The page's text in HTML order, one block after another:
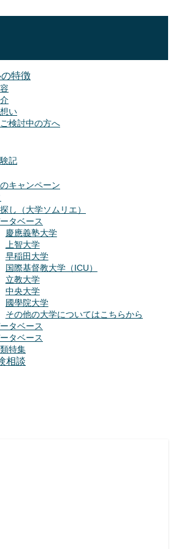
特徴
い
検討中の方へ
記
キャンペーン
し（大学ソムリエ）
タベース
慶應義塾大学
上智大学
早稲田大学
国際基督教大学（ICU）
立教大学
中央大学
國學院大学
その他の大学についてはこちらから
タベース
タベース
特集
相談